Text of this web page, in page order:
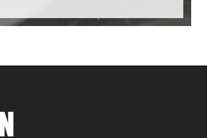
フォルティス
NT